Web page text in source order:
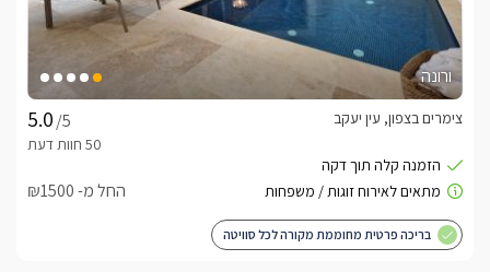
ורונה
/5
צימרים בצפון, עין יעקב
החל מ- ₪1500
בריכה פרטית מחוממת מקורה לכל סוויטה